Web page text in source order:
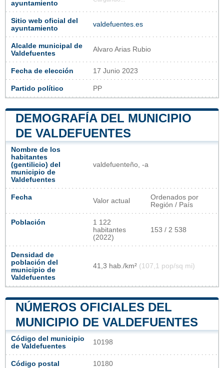
ayuntamiento
Sitio web oficial del
ayuntamiento
valdefuentes.es
Alcalde municipal de
Valdefuentes
Alvaro Arias Rubio
Fecha de elección 17 Junio 2023
Partido político PP
DEMOGRAFÍA DEL MUNICIPIO
DE VALDEFUENTES
Nombre de los
habitantes
(gentilicio) del
municipio de
Valdefuentes
valdefuenteño, -a
Fecha Valor actual
Ordenados por
Región / País
Población
1 122
habitantes
(2022)
153 / 2 538
Densidad de
población del
municipio de
Valdefuentes
41,3 hab./km² (107,1 pop/sq mi)
NÚMEROS OFICIALES DEL
MUNICIPIO DE VALDEFUENTES
Código del municipio
de Valdefuentes
10198
Código postal 10180